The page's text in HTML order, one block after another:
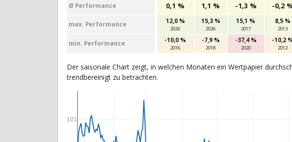
Ø Perfor­mance 0,1 % 1,1 % -1,3 % -0,2
max. Per­for­mance 12,0 %
2026
15,3 %
2026
15,1 %
2017
8,5 %
2013
min. Per­for­mance -10,0 %
2016
-7,9 %
2018
-37,4 %
2020
-10,2
2012
Der saisonale Chart zeigt, in welchen Monaten ein Wertpapier
trendbereinigt zu betrachten.
101